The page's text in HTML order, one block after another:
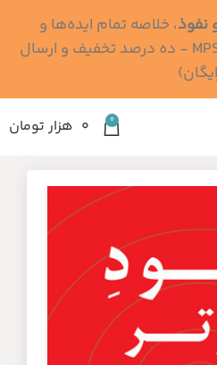
0 ۰ هزار تومان
نفوذ، خلاصه تمام ایده‌ها و
کتاب‌های رابرت گرین (کد MPS - ده درصد تخفیف و ارسال